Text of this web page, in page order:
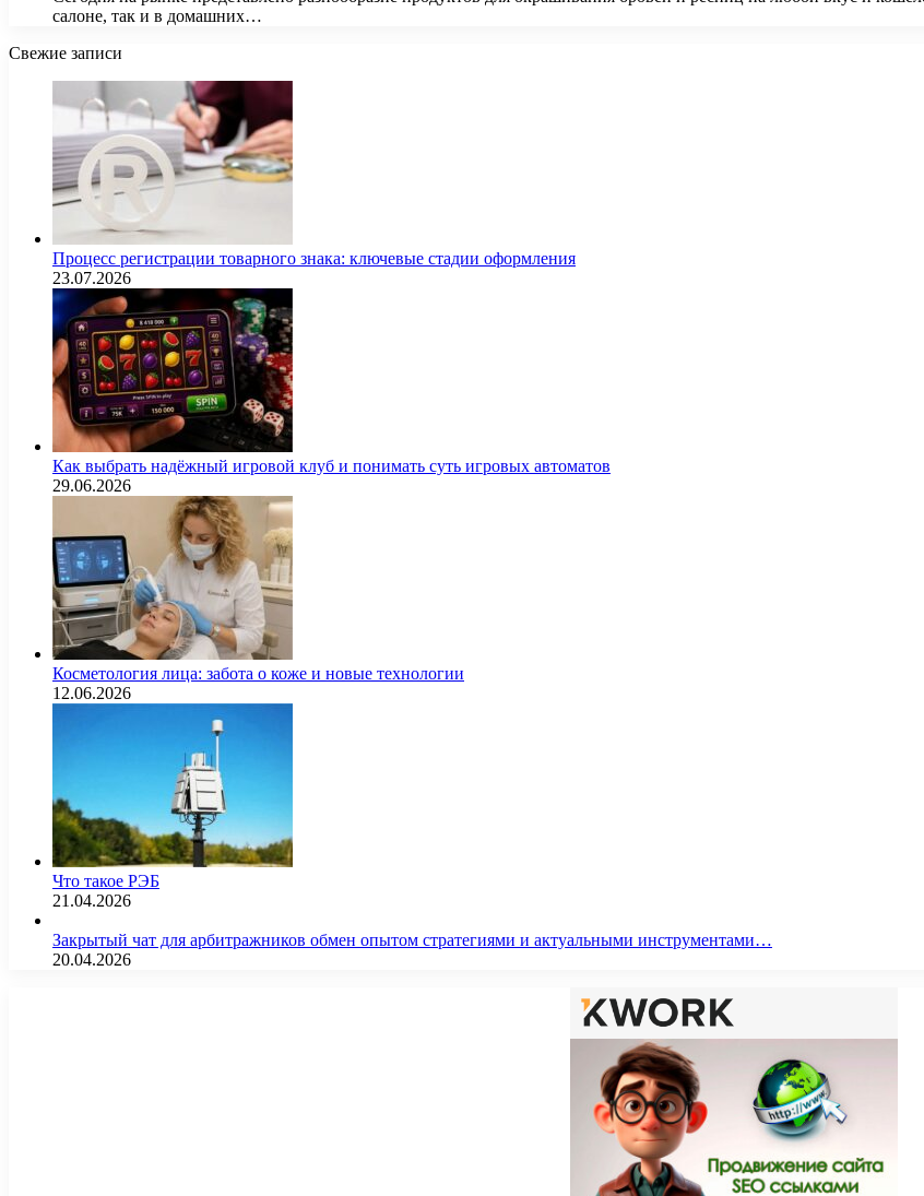
салоне, так и в домашних…
Свежие записи
Процесс регистрации товарного знака: ключевые стадии оформления
23.07.2026
Как выбрать надёжный игровой клуб и понимать суть игровых автоматов
29.06.2026
Косметология лица: забота о коже и новые технологии
12.06.2026
Что такое РЭБ
21.04.2026
Закрытый чат для арбитражников обмен опытом стратегиями и актуальными инструментами…
20.04.2026